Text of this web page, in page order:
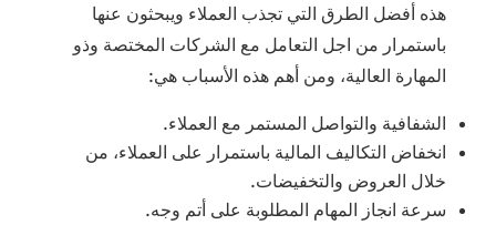
هذه أفضل الطرق التي تجذب العملاء ويبحثون عنها
باستمرار من اجل التعامل مع الشركات المختصة وذو
المهارة العالية، ومن أهم هذه الأسباب هي:
الشفافية والتواصل المستمر مع العملاء.
انخفاض التكاليف المالية باستمرار على العملاء، من
خلال العروض والتخفيضات.
سرعة انجاز المهام المطلوبة على أتم وجه.